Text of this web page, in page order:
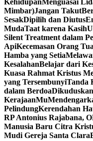
KehidupanMenguasai
Mimbar)Jangan Takut
SesakDipilih dan Diutus
MudaTaat karena Kasih
Silent Treatment dalam
ApiKecemasan Orang
Hamba yang Setia
KesalahanBelajar dari
Kuasa Rahmat Kristus
yang TersembunyiTanda
dalam Berdoa
KerajaanMu
PelindungKerendahan
RP Antonius Rajabana,
Manusia Baru Citra
Mudi Gereja Santa Clara